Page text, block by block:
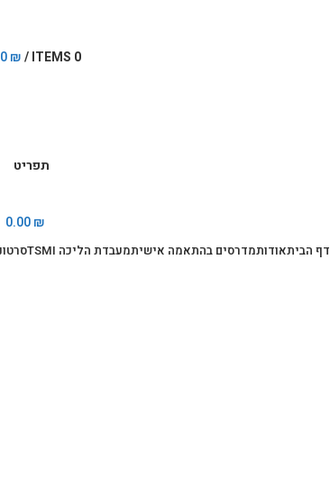
0
ITEMS
/
₪
תפריט
0.00₪
דף הביתאודותמדרסים בהתאמה אישיתמעבדת הליכה TSMI